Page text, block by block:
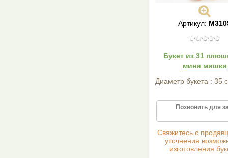
Артикул:
Букет из 31
мини мишки
Диаметр букета : 35
Позвонить для
Cвяжитесь с
уточнения
изготовления